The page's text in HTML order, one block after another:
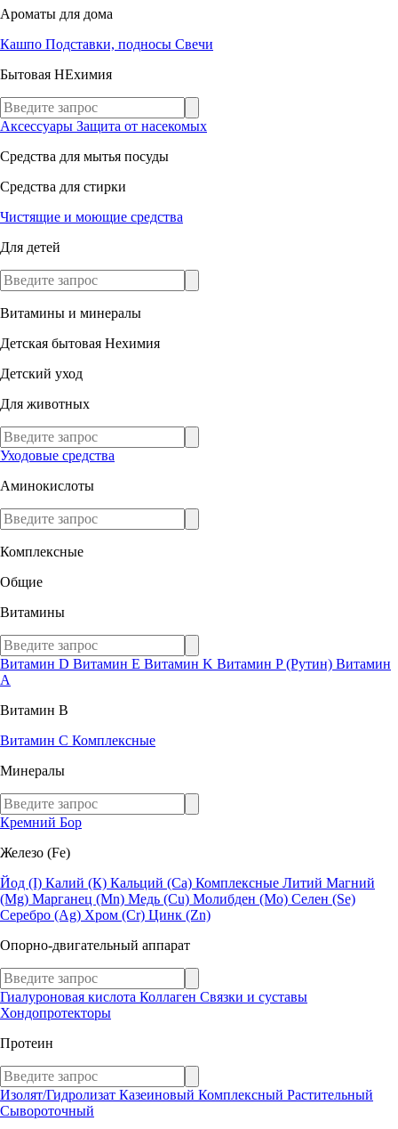
Ароматы для дома
Кашпо Подставки, подносы Свечи
Бытовая НЕхимия
Аксессуары Защита от насекомых
Средства для мытья посуды
Средства для стирки
Чистящие и моющие средства
Для детей
Витамины и минералы
Детская бытовая Нехимия
Детский уход
Для животных
Уходовые средства
Аминокислоты
Комплексные
Общие
Витамины
Витамин D Витамин E Витамин K Витамин P (Рутин) Витамин
А
Витамин В
Витамин C Комплексные
Минералы
Кремний Бор
Железо (Fe)
Йод (I) Калий (К) Кальций (Са) Комплексные Литий Магний
(Mg) Марганец (Mn) Медь (Сu) Молибден (Мо) Селен (Se)
Серебро (Ag) Хром (Cr) Цинк (Zn)
Опорно-двигательный аппарат
Гиалуроновая кислота Коллаген Связки и суставы
Хондопротекторы
Протеин
Изолят/Гидролизат Казеиновый Комплексный Растительный
Сывороточный